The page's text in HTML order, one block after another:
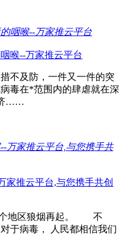
喉--万家推云平台
不及防，一件又一件的突
毒在*范围内的肆虐就在深
济……
家推云平台,与您携手共创
个地区狼烟再起。 不
于病毒， 人民都相信我们